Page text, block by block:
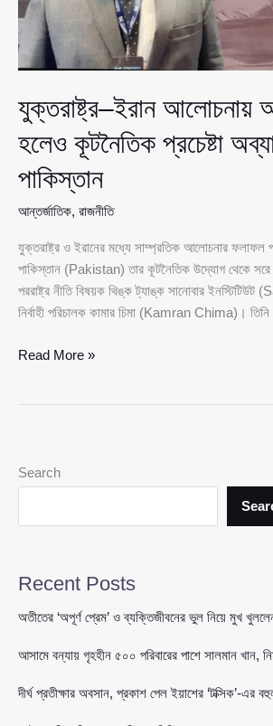
যুক্তরাষ্ট্র–ইরান আলোচনায়
হলেও কূটনৈতিক প্রচেষ্টা
পাকিস্তান
আন্তর্জাতিক, রাজনীতি
যুক্তরাষ্ট্র ও ইরানের মধ্যে সাম্প্রতিক আলোচনার ফলাফল
পাকিস্তান (Pakistan) তার কূটনৈতিক উদ্যোগ থেকে সরে
পররাষ্ট্র নীতি বিষয়ক থিঙ্ক ট্যাঙ্ক সানোবার
নির্বাহী পরিচালক কামার চিমা (Kamran Chima)।
যুক্তরাষ্ট্র–
কূটনৈতিক
অব্যাহত
Read More »
Search
Recent Posts
অতীতের ‘অপূর্ণ প্রেম’ ও ব্যক্তিজীবনের ভুল নিয়ে মুখ
আসামে বন্যায় গৃহহীন ৫০০ পরিবারের পাশে সালমান খান,
দীর্ঘ প্রতীক্ষার অবসান, প্রকাশ পেল ইয়াশের ‘টক্সিক’-এর